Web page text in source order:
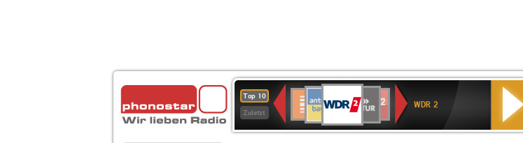
Top 10
Zuletzt
Deutschlandfunk
90er
OLDIE
ANTENNE
4
KLASSIK
Deutschlandfunk
KulturBAYERN
2
Kultur
NDR
2
WDR 2